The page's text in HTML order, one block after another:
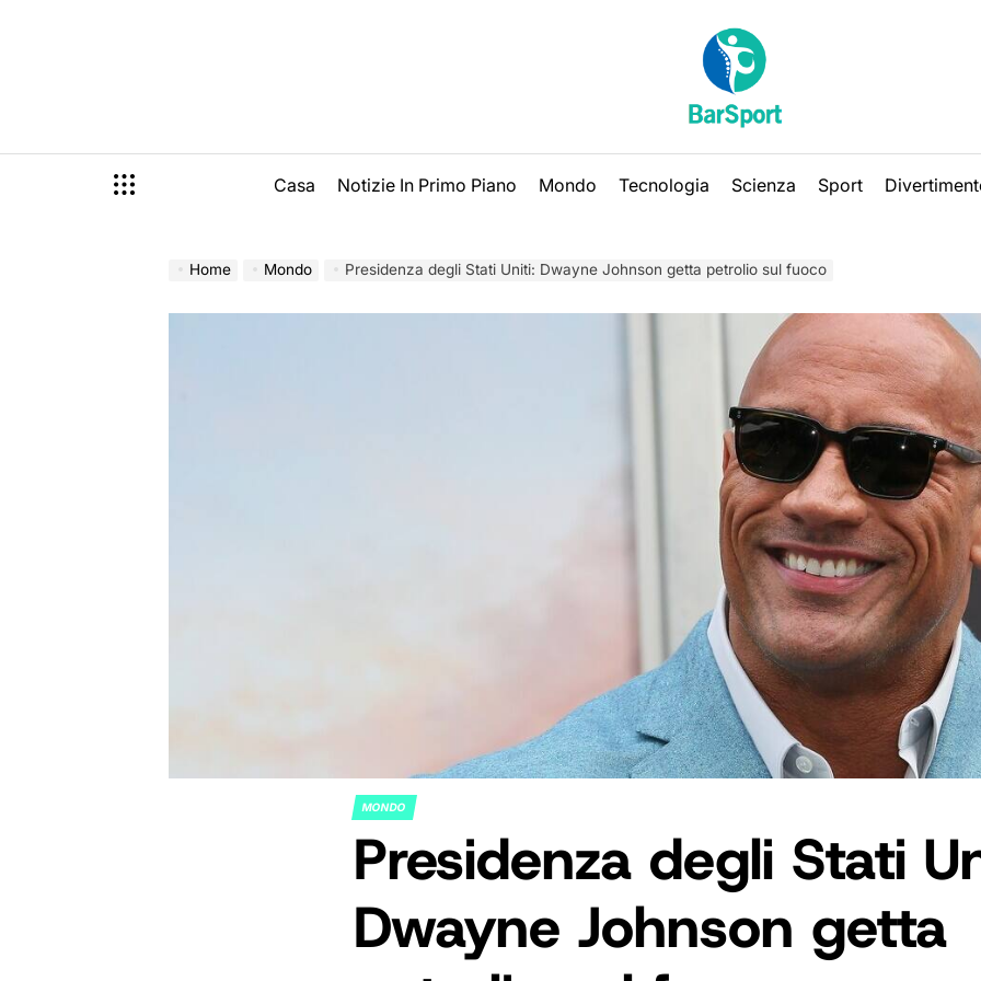
Casa Notizie In Primo Piano Mondo Tecnologia Scienza Sport
Home Mondo Presidenza degli Stati Uniti: Dwayne Johnson getta petrolio sul fuoco
POSTED
IN
MONDO
Presidenza degli Stati
Dwayne Johnson getta